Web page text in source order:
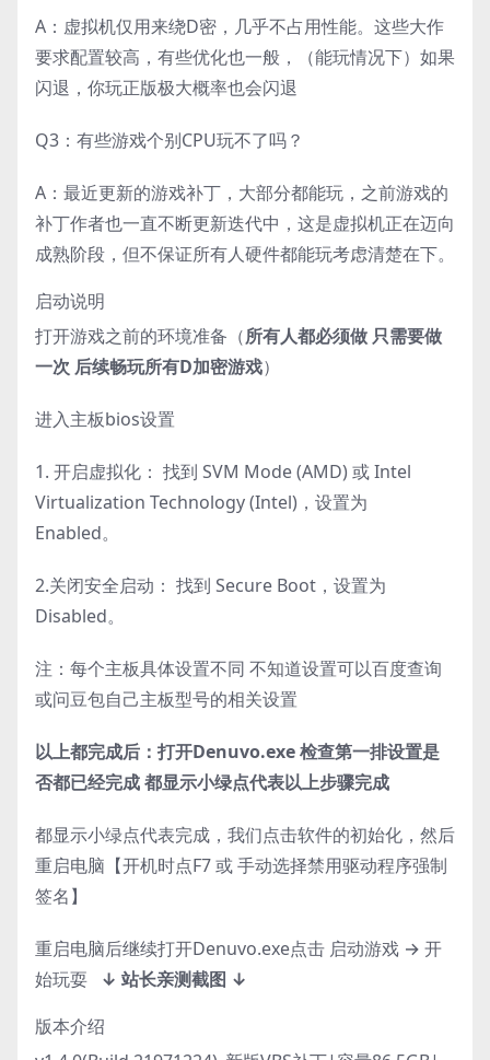
A：虚拟机仅用来绕D密，几乎不占用性能。这些大作
要求配置较高，有些优化也一般，（能玩情况下）如果
闪退，你玩正版极大概率也会闪退
Q3：有些游戏个别CPU玩不了吗？
A：最近更新的游戏补丁，大部分都能玩，之前游戏的
补丁作者也一直不断更新迭代中，这是虚拟机正在迈向
成熟阶段，但不保证所有人硬件都能玩考虑清楚在下。
启动说明
打开游戏之前的环境准备（所有人都必须做 只需要做
一次 后续畅玩所有D加密游戏）
进入主板bios设置
1. 开启虚拟化： 找到 SVM Mode (AMD) 或 Intel
Virtualization Technology (Intel)，设置为
Enabled。
2.关闭安全启动： 找到 Secure Boot，设置为
Disabled。
注：每个主板具体设置不同 不知道设置可以百度查询
或问豆包自己主板型号的相关设置
以上都完成后：打开Denuvo.exe 检查第一排设置是
否都已经完成 都显示小绿点代表以上步骤完成
都显示小绿点代表完成，我们点击软件的初始化，然后
重启电脑【开机时点F7 或 手动选择禁用驱动程序强制
签名】
重启电脑后继续打开Denuvo.exe点击 启动游戏 → 开
始玩耍 ↓ 站长亲测截图 ↓
版本介绍